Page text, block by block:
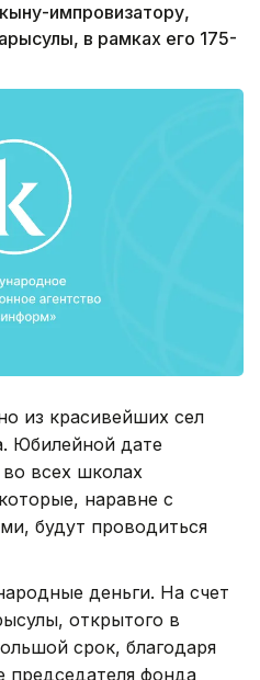
импровизатору,
в рамках его 175-
из красивейших сел
Юбилейной дате
всех школах
наравне с
будут проводиться
деньги. На счет
открытого в
срок, благодаря
председателя фонда